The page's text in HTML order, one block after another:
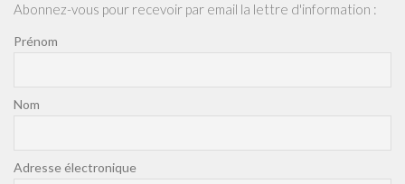
Abonnez-vous pour recevoir par email la lettre d'information :
Prénom
Nom
Adresse électronique